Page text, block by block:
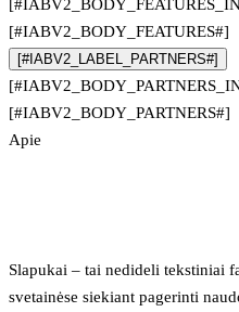
[#IABV2_BODY_FEATURES#]
[#IABV2_LABEL_PARTNERS#]
[#IABV2_BODY_PARTNERS#]
Apie
Slapukai – tai nedideli tekstiniai
svetainėse siekiant pagerinti